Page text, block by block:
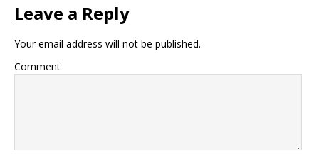
Leave a Reply
Your email address will not be published.
Comment